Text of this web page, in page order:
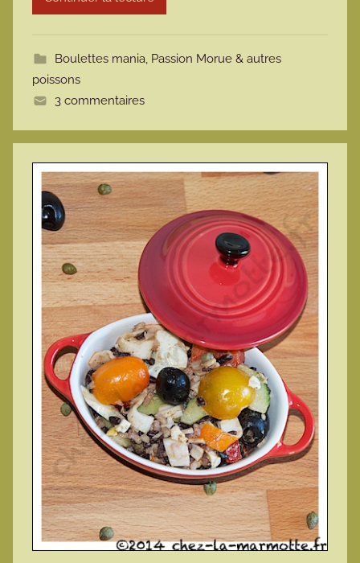
t
Boulettes mania, Passion Morue & autres
poissons
3 commentaires